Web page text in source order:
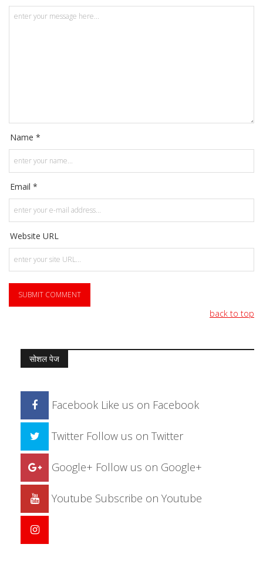
Name *
Email *
Website URL
back to top
सोशल पेज
Facebook Like us on Facebook
Twitter Follow us on Twitter
Google+ Follow us on Google+
Youtube Subscribe on Youtube